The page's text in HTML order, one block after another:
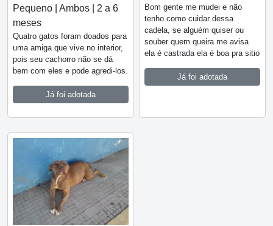
Pequeno | Ambos | 2 a 6
meses
Quatro gatos foram doados para
uma amiga que vive no interior,
pois seu cachorro não se dá
bem com eles e pode agredi-los.
Já foi adotada
Bom gente me mudei e não
tenho como cuidar dessa
cadela, se alguém quiser ou
souber quem queira me avisa
ela é castrada ela é boa pra sitio
Já foi adotada